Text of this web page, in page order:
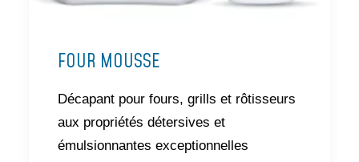
FOUR MOUSSE
Décapant pour fours, grills et rôtisseurs
aux propriétés détersives et
émulsionnantes exceptionnelles